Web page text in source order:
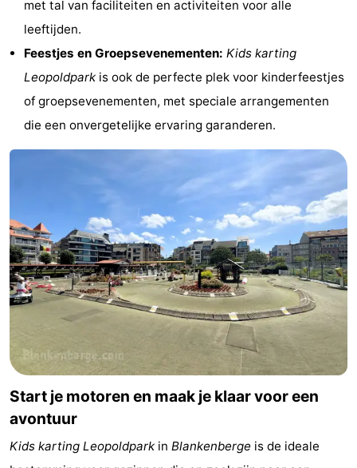
Binnenspeeltuinen
Bowlen
Minigolfbanen
Wellness
centra
Dorpen
-
Zwembaden
-
Fietsen
-
Wandelen
-
Surfen
Eten
en
Evenementen
met tal van faciliteiten en activiteiten voor alle
leeftijden.
Feestjes en Groepsevenementen: Kids karting
Leopoldpark is ook de perfecte plek voor kinderfeestjes
of groepsevenementen, met speciale arrangementen
die een onvergetelijke ervaring garanderen.
Start je motoren en maak je klaar voor een
avontuur
Kids karting Leopoldpark in Blankenberge is de ideale